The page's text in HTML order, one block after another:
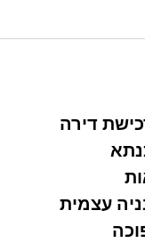
דירה
עצמית